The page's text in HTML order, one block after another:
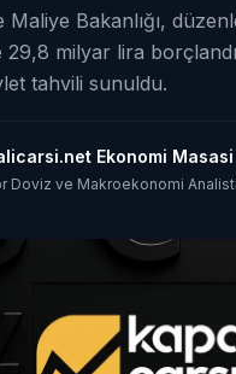
Maliye Bakanlığı,
29,8 milyar lira
tahvili sunuldu.
Ekonomi Masasi
Doviz ve Makroekonomi Analisti